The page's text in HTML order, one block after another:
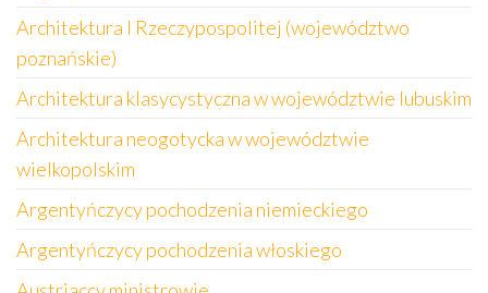
Architektura I Rzeczypospolitej (województwo
poznańskie)
Architektura klasycystyczna w województwie lubuskim
Architektura neogotycka w województwie
wielkopolskim
Argentyńczycy pochodzenia niemieckiego
Argentyńczycy pochodzenia włoskiego